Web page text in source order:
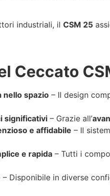
industriali, il CSM 25
Ceccato
nello spazio – Il design
significativi – Grazie all’
e affidabile – Il
e rapida – Tutti i
– Disponibile in diverse